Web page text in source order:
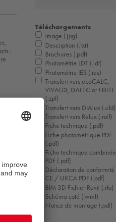
Téléchargements
Image (.jpg)
Description (.txt)
Brochures (.pdf)
Photométrie LDT (.ldt)
Photométrie IES (.ies)
Transfert vers ecoCALC,
VIVALDI, DALEC or HILITE
(.zpf)
Transfert vers DIAlux (.uld)
Transfert vers Relux (.rolf)
Fiche technique (.pdf)
Fiche photométrique PDF
(.pdf)
Fiche technique combinée
PDF (.pdf)
Déclaration de conformité
CE / UKCA PDF (.pdf)
BIM 3D Fichier Revit (.rfa)
Schéma coté (.wmf)
Notice de montage (.pdf)
: